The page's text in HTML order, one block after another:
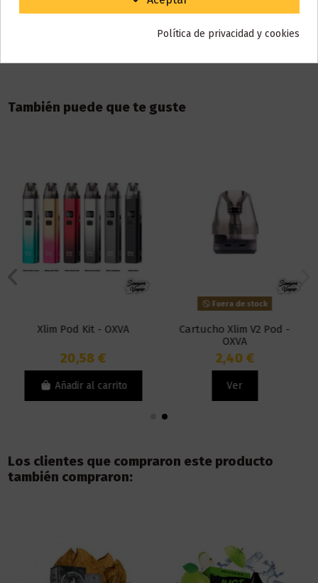
También puede que te guste
Xlim Pod Kit - OXVA
20,58 €
Añadir al carrito
Fuera de stock
Cartucho Xlim V2 Pod -
OXVA
2,40 €
Ver
Los clientes que compraron este producto
también compraron:
Política de privacidad y cookies